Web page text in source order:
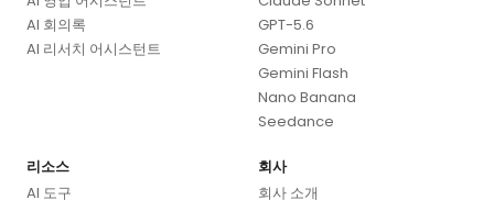
AI 회의록
AI 리서치 어시스턴트
GPT-5.6
Gemini Pro
Gemini Flash
Nano Banana
Seedance
리소스
AI 도구
회사
회사 소개